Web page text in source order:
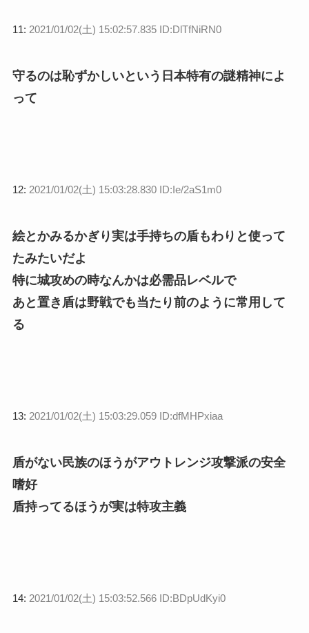
11: 2021/01/02(土) 15:02:57.835 ID:DlTfNiRN0
守るのは恥ずかしいという日本特有の謎精神によ
って
12: 2021/01/02(土) 15:03:28.830 ID:Ie/2aS1m0
絵とかみるかぎり実は手持ちの盾もわりと使って
たみたいだよ
特に城攻めの時なんかは必需品レベルで
あと置き盾は野戦でも当たり前のように常用して
る
13: 2021/01/02(土) 15:03:29.059 ID:dfMHPxiaa
盾がない民族のほうがアウトレンジ攻撃派の安全
嗜好
盾持ってるほうが実は特攻主義
14: 2021/01/02(土) 15:03:52.566 ID:BDpUdKyi0